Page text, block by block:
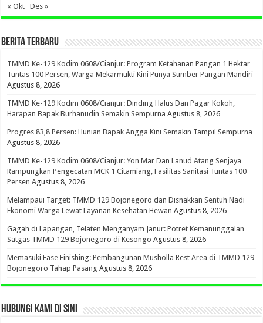
« Okt
Des »
BERITA TERBARU
TMMD Ke-129 Kodim 0608/Cianjur: Program Ketahanan Pangan 1 Hektar
Tuntas 100 Persen, Warga Mekarmukti Kini Punya Sumber Pangan Mandiri
Agustus 8, 2026
TMMD Ke-129 Kodim 0608/Cianjur: Dinding Halus Dan Pagar Kokoh,
Harapan Bapak Burhanudin Semakin Sempurna Agustus 8, 2026
Progres 83,8 Persen: Hunian Bapak Angga Kini Semakin Tampil Sempurna
Agustus 8, 2026
TMMD Ke-129 Kodim 0608/Cianjur: Yon Mar Dan Lanud Atang Senjaya
Rampungkan Pengecatan MCK 1 Citamiang, Fasilitas Sanitasi Tuntas 100
Persen Agustus 8, 2026
Melampaui Target: TMMD 129 Bojonegoro dan Disnakkan Sentuh Nadi
Ekonomi Warga Lewat Layanan Kesehatan Hewan Agustus 8, 2026
Gagah di Lapangan, Telaten Menganyam Janur: Potret Kemanunggalan
Satgas TMMD 129 Bojonegoro di Kesongo Agustus 8, 2026
Memasuki Fase Finishing: Pembangunan Musholla Rest Area di TMMD 129
Bojonegoro Tahap Pasang Agustus 8, 2026
HUBUNGI KAMI DI SINI